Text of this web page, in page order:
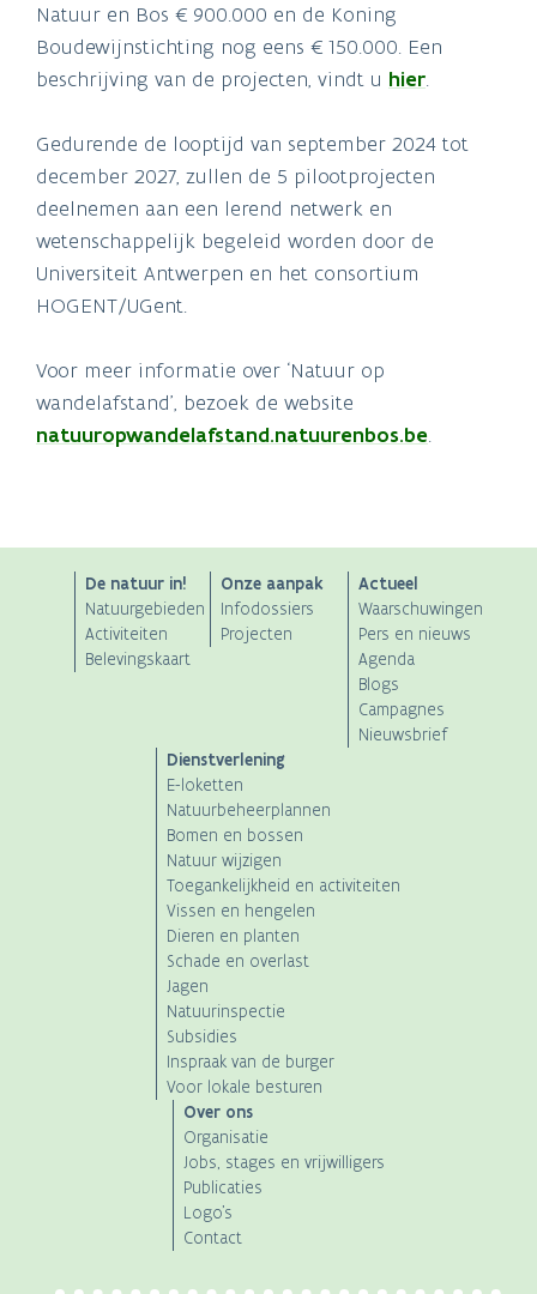
Natuur en Bos €900.000 en de Koning
Boudewijnstichting nog eens €150.000. Een
beschrijving van de projecten, vindt u hier.
Gedurende de looptijd van september 2024 tot
december 2027, zullen de 5 pilootprojecten
deelnemen aan een lerend netwerk en
wetenschappelijk begeleid worden door de
Universiteit Antwerpen en het consortium
HOGENT/UGent.
Voor meer informatie over ‘Natuur op
wandelafstand’, bezoek de website
natuuropwandelafstand.natuurenbos.be.
ANB
Main
navigation
De natuur in!
Natuurgebieden
Activiteiten
Belevingskaart
Onze aanpak
Infodossiers
Projecten
Actueel
Waarschuwingen
Pers en nieuws
Agenda
Blogs
Campagnes
Nieuwsbrief
Dienstverlening
E-loketten
Natuurbeheerplannen
Bomen en bossen
Natuur wijzigen
Toegankelijkheid en activiteiten
Vissen en hengelen
Dieren en planten
Schade en overlast
Jagen
Natuurinspectie
Subsidies
Inspraak van de burger
Voor lokale besturen
Over ons
Organisatie
Jobs, stages en vrijwilligers
Publicaties
Logo's
Contact